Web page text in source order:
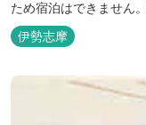
ため宿泊はできません
理もお楽しみ頂けます。
伊勢志摩